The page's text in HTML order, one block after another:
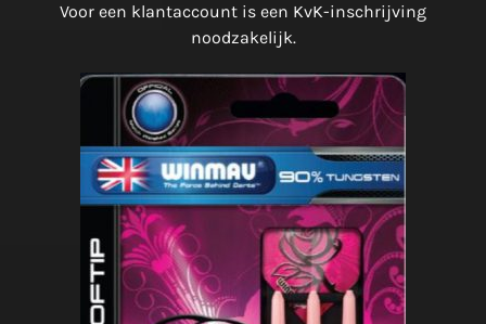
Voor een klantaccount is een KvK-inschrijving
noodzakelijk.